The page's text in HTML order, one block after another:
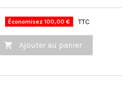
Économisez 100,00 € TTC
 Ajouter au panier